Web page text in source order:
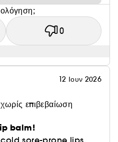
0
12 Ιουν 2026
επιβεβαίωση
balm!
sore-prone lips,